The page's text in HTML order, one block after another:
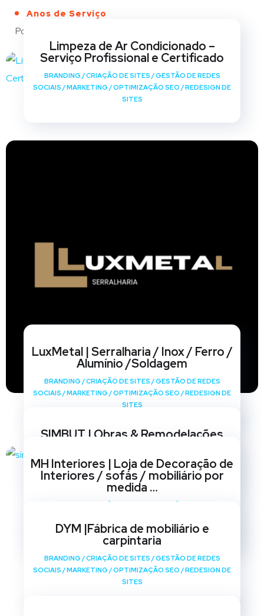
Anos de Serviço
Portfólio
Limpeza de Ar Condicionado –
Serviço Profissional e Certificado
BRANDING /CRIAÇÃO DE SITES /GESTÃO DE REDES
SOCIAIS /MARKETING /OPTIMIZAÇÃO SEO /REDESIGN DE
SITES
LuxMetal | Serralharia / Inox / Ferro /
Alumínio /Soldagem
BRANDING /CRIAÇÃO DE SITES /GESTÃO DE REDES
SOCIAIS /MARKETING /OPTIMIZAÇÃO SEO /REDESIGN DE
SITES
SIMBUT | Obras & Remodelações
SOCIAIS /MARKETING OPTIMIZAÇÃO SEO/ REDESIGN DE
SITES
MH Interiores | Loja de Decoração de
Interiores / sofás / mobiliário por
medida …
SITES
DYM |Fábrica de mobiliário e
carpintaria
BRANDING /CRIAÇÃO DE SITES /GESTÃO DE REDES
SOCIAIS /MARKETING /OPTIMIZAÇÃO SEO /REDESIGN DE
SITES